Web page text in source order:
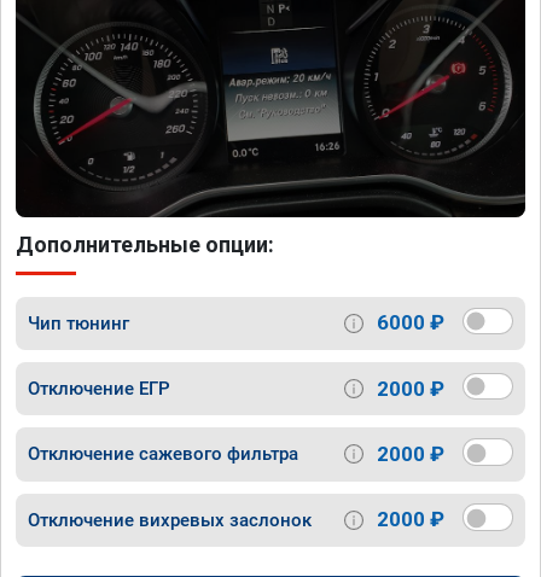
Дополнительные опции:
Чип тюнинг 6000 ₽
Отключение ЕГР 2000 ₽
Отключение сажевого фильтра 2000 ₽
Отключение вихревых заслонок 2000 ₽